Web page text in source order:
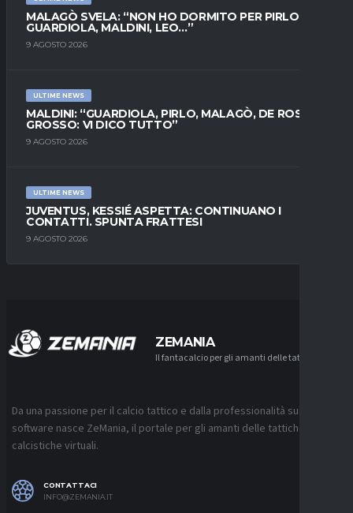
MALAGÒ SVELA: “NON HO DORMITO PER PIRLO.
GUARDIOLA, MALDINI, LEO…”
9 AGOSTO 2026
ULTIME NEWS
MALDINI: “GUARDIOLA, PIRLO, MALAGÒ, DE ROSSI E
GROSSO: VI DICO TUTTO”
9 AGOSTO 2026
ULTIME NEWS
JUVENTUS, KESSIÉ ASPETTA: CONTINUANO I
CONTATTI. SPUNTA FRATTESI
9 AGOSTO 2026
ZEMANIA
Il fantacalcio per gli amanti delle tattiche
Da una passione per il calcio tattico e dalla professionalità sui
software nasce ZeMania, il portale per gli amanti delle tattiche
calcistiche virtuali.
CONTATTACI
INFO@ZEMANIA.IT